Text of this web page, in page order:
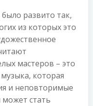
было развито так,
из которых это
мастеров – это
которая
и неповторимые
может стать